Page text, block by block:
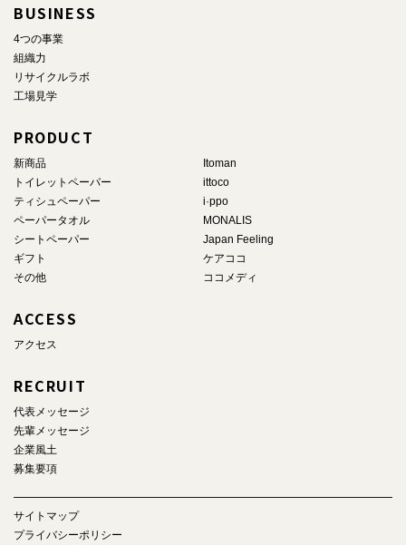
BUSINESS
4つの事業
組織力
リサイクルラボ
工場見学
PRODUCT
新商品
トイレットペーパー
ティシュペーパー
ペーパータオル
シートペーパー
ギフト
その他
Itoman
ittoco
i·ppo
MONALIS
Japan Feeling
ケアココ
ココメディ
ACCESS
アクセス
RECRUIT
代表メッセージ
先輩メッセージ
企業風土
募集要項
サイトマップ
プライバシーポリシー